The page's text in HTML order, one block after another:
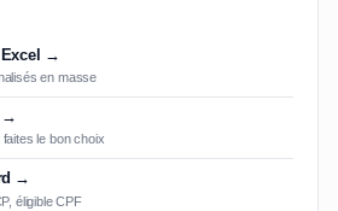
→
en masse
→
le bon choix
→
éligible CPF